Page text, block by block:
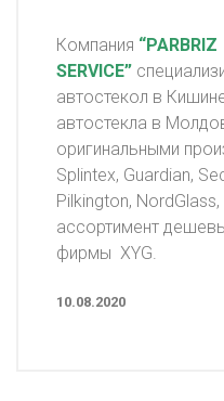
Компания “PARBRIZ
SERVICE”
автостекол в
автостекла в
оригинальными
Splintex, Guardian,
Pilkington,
ассортимент
фирмы XYG.
10.08.2020